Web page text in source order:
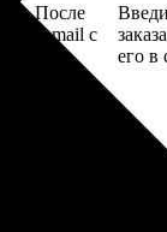
После
на email с
заказ
его в